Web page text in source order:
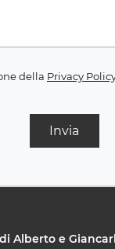
della Privacy
Invia
Alberto e